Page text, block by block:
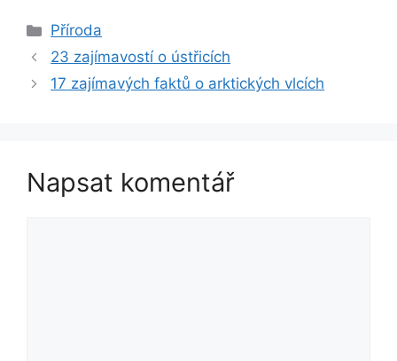
Rubriky
Příroda
23 zajímavostí o ústřicích
17 zajímavých faktů o arktických vlcích
Napsat komentář